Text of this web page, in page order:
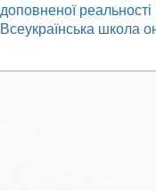
доповненої реальності
Всеукраїнська школа